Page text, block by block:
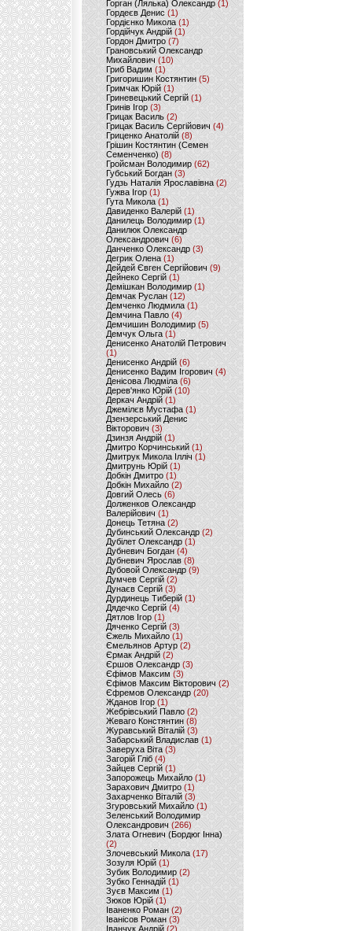
Горган (Лялька) Олександр(1)
Гордеєв Денис (1)
Гордієнко Микола (1)
Гордійчук Андрій (1)
Гордон Дмитро (7)
Грановський Олександр
Михайлович (10)
Гриб Вадим (1)
Григоришин Костянтин (5)
Гримчак Юрій(1)
Гриневецький Сергій(1)
Гринів Ігор (3)
Грицак Василь (2)
Грицак Василь Сергійович (4)
Гриценко Анатолій (8)
Грішин Костянтин (Семен
Семенченко)(8)
Гройсман Володимир(62)
Губський Богдан (3)
Гудзь Наталія Ярославівна(2)
Гужва Ігор (1)
Гута Микола (1)
Давиденко Валерій (1)
Данилець Володимир(1)
Данилюк Олександр
Олександрович (6)
Данченко Олександр (3)
Дегрик Олена(1)
Дейдей Євген Сергійович(9)
Дейнеко Сергій (1)
Демішкан Володимир(1)
Демчак Руслан (12)
Демченко Людмила (1)
Демчина Павло (4)
Демчишин Володимир (5)
Демчук Ольга(1)
Денисенко Анатолій Петрович
(1)
Денисенко Андрій (6)
Денисенко Вадим Ігорович (4)
Денісова Людміла(6)
Дерев'янко Юрій(10)
Деркач Андрій(1)
Джемілєв Мустафа (1)
Дзензерський Денис
Вікторович (3)
Дзинзя Андрій (1)
Дмитро Корчинський (1)
Дмитрук Микола Ілліч (1)
Дмитрунь Юрій (1)
Добкін Дмитро(1)
Добкін Михайло (2)
Довгий Олесь (6)
Долженков Олександр
Валерійович (1)
Донець Тетяна (2)
Дубинський Олександр(2)
Дубілет Олександр (1)
Дубневич Богдан (4)
Дубневич Ярослав (8)
Дубовой Олександр(9)
Думчев Сергій (2)
Дунаєв Сергій(3)
Дурдинець Тиберій (1)
Дядечко Сергій (4)
Дятлов Ігор (1)
Дяченко Сергій (3)
Єжель Михайло (1)
Ємельянов Артур (2)
Єрмак Андрій (2)
Єршов Олександр (3)
Єфімов Максим (3)
Єфімов Максим Вікторович (2)
Єфремов Олександр (20)
Жданов Ігор (1)
Жебрівський Павло (2)
Жеваго Констянтин (8)
Журавський Віталій (3)
Забарський Владислав (1)
Заверуха Віта (3)
Загорій Гліб (4)
Зайцев Сергій(1)
Запорожець Михайло (1)
Зарахович Дмитро (1)
Захарченко Віталій (3)
Згуровський Михайло (1)
Зеленський Володимир
Олександрович (266)
Злата Огневич (Бордюг Інна)
(2)
Злочевський Микола(17)
Зозуля Юрій (1)
Зубик Володимир (2)
Зубко Геннадій (1)
Зуєв Максим(1)
Зюков Юрій (1)
Іваненко Роман (2)
Іванісов Роман (3)
Іванчук Андрій(2)